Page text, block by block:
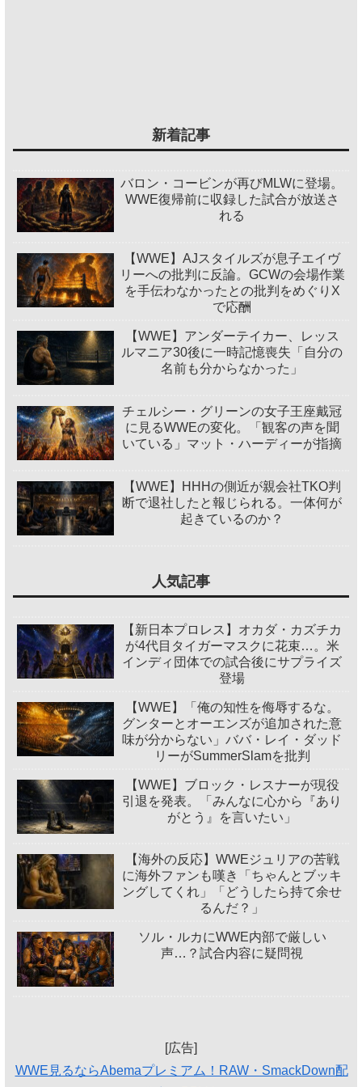
新着記事
バロン・コービンが再びMLWに登場。
WWE復帰前に収録した試合が放送さ
れる
【WWE】AJスタイルズが息子エイヴ
リーへの批判に反論。GCWの会場作業
を手伝わなかったとの批判をめぐりX
で応酬
【WWE】アンダーテイカー、レッス
ルマニア30後に一時記憶喪失「自分の
名前も分からなかった」
チェルシー・グリーンの女子王座戴冠
に見るWWEの変化。「観客の声を聞
いている」マット・ハーディーが指摘
【WWE】HHHの側近が親会社TKO判
断で退社したと報じられる。一体何が
起きているのか？
人気記事
【新日本プロレス】オカダ・カズチカ
が4代目タイガーマスクに花束…。米
インディ団体での試合後にサプライズ
登場
【WWE】「俺の知性を侮辱するな。
グンターとオーエンズが追加された意
味が分からない」ババ・レイ・ダッド
リーがSummerSlamを批判
【WWE】ブロック・レスナーが現役
引退を発表。「みんなに心から『あり
がとう』を言いたい」
【海外の反応】WWEジュリアの苦戦
に海外ファンも嘆き「ちゃんとブッキ
ングしてくれ」「どうしたら持て余せ
るんだ？」
ソル・ルカにWWE内部で厳しい
声…？試合内容に疑問視
[広告]
WWE見るならAbemaプレミアム！RAW・SmackDown配